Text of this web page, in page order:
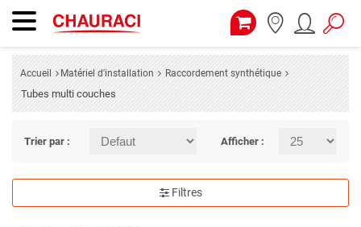
Accueil Matériel d'installation Raccordement synthétique
Tubes multi couches
Trier par : Afficher :
Filtres